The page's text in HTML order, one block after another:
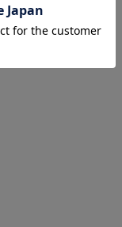
シンプル